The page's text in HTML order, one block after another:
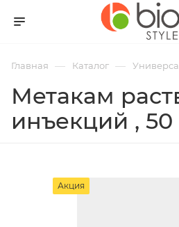
Главная — Каталог —
Метакам
инъекций ,
Акция